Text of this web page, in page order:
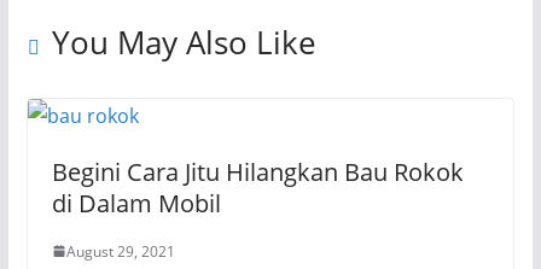
You May Also Like
Begini Cara Jitu Hilangkan Bau Rokok
di Dalam Mobil
August 29, 2021